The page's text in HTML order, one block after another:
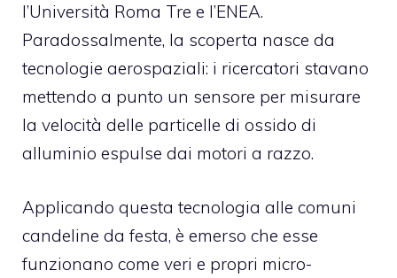
l’Università Roma Tre e l’ENEA.
Paradossalmente, la scoperta nasce da
tecnologie aerospaziali: i ricercatori stavano
mettendo a punto un sensore per misurare
la velocità delle particelle di ossido di
alluminio espulse dai motori a razzo.
Applicando questa tecnologia alle comuni
candeline da festa, è emerso che esse
funzionano come veri e propri micro-